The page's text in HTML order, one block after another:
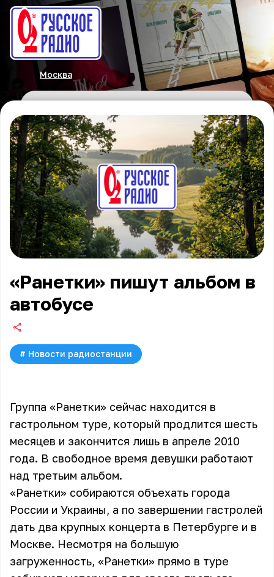
Москва
«Ранетки» пишут альбом в
автобусе
# Новости радиостанции
Группа «Ранетки» сейчас находится в
гастрольном туре, который продлится шесть
месяцев и закончится лишь в апреле 2010
года. В свободное время девушки работают
над третьим альбом.
«Ранетки» собираются объехать города
России и Украины, а по завершении гастролей
дать два крупных концерта в Петербурге и в
Москве. Несмотря на большую
загруженность, «Ранетки» прямо в туре